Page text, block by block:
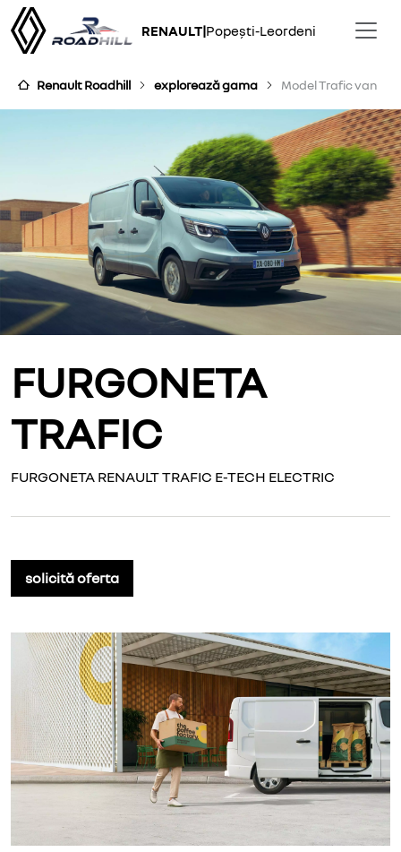
RENAULT|Popești-Leordeni
Renault Roadhill explorează gama Model Trafic van
FURGONETA
TRAFIC
FURGONETA RENAULT TRAFIC E-TECH ELECTRIC
solicită oferta